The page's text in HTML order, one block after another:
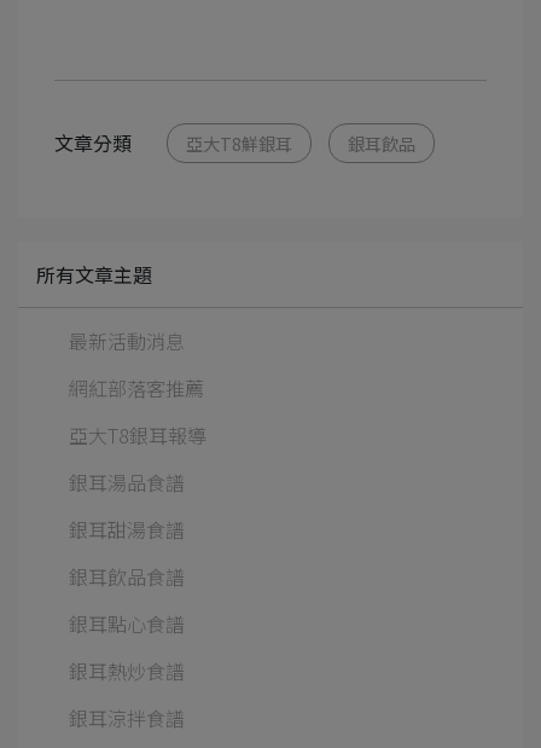
文章分類 亞大T8鮮銀耳 銀耳飲品
所有文章主題
最新活動消息
網紅部落客推薦
亞大T8銀耳報導
銀耳湯品食譜
銀耳甜湯食譜
銀耳飲品食譜
銀耳點心食譜
銀耳熱炒食譜
銀耳涼拌食譜